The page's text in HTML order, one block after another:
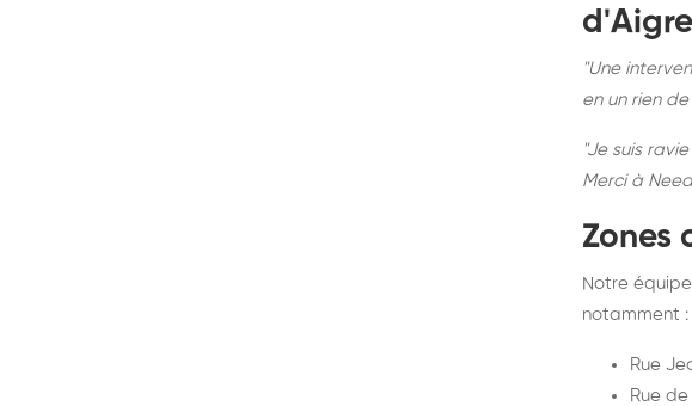
"Une
en un rien
"Je suis
Merci à
Zones
Notre
notamment :
Rue
Rue